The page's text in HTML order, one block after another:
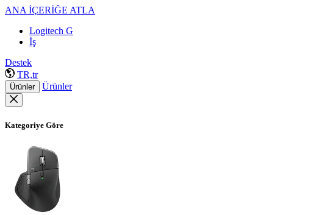
ANA İÇERİĞE ATLA
Logitech G
İş
Destek
TR,tr
Ürünler Ürünler
Kategoriye Göre